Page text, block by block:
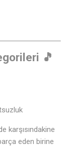
🎵
karşısındakine
eden birine